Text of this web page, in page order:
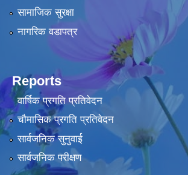
सामाजिक सुरक्षा
नागरिक वडापत्र
Reports
वार्षिक प्रगति प्रतिवेदन
चौमासिक प्रगति प्रतिवेदन
सार्वजनिक सुनुवाई
सार्वजनिक परीक्षण